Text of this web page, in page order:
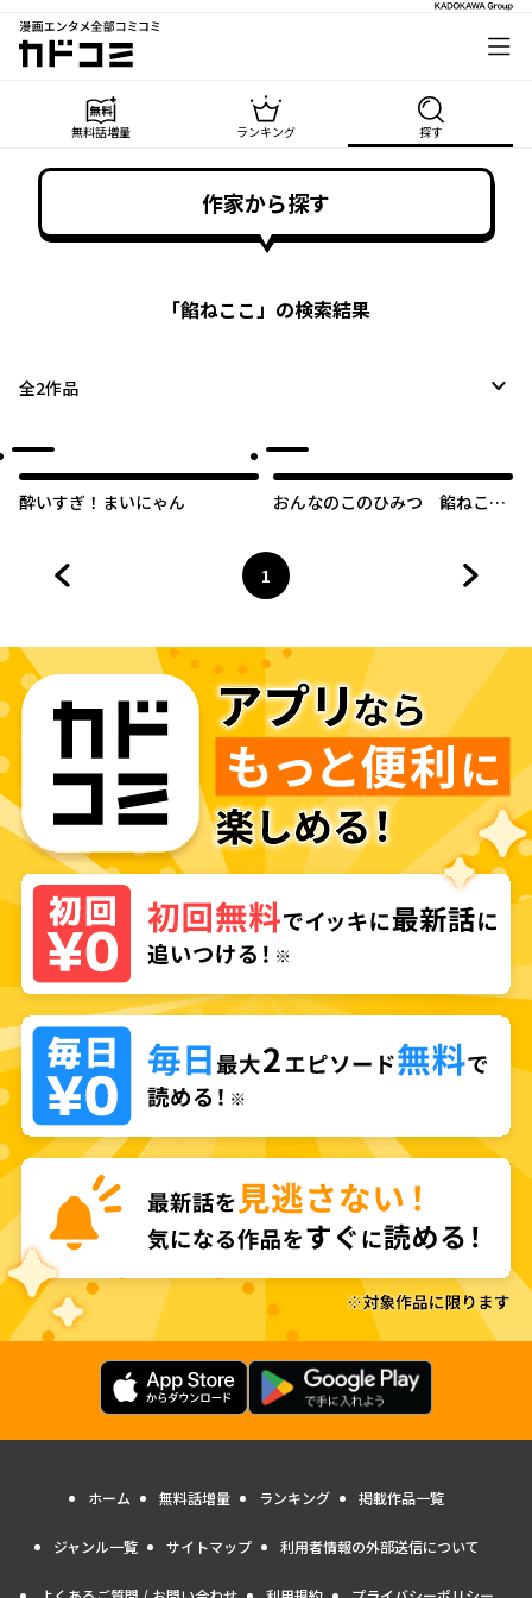
漫画エンタメ全部コミコミ
カドコミ
無料話増量 ランキング 探す
作家から探す
「餡ねここ」の検索結果
全2作品
酔いすぎ！まいにゃん
おんなのこのひみつ 餡ねここ
ページ
1
へ
ホーム 無料話増量 ランキング 掲載作品一覧
ジャンル一覧 サイトマップ 利用者情報の外部送信について